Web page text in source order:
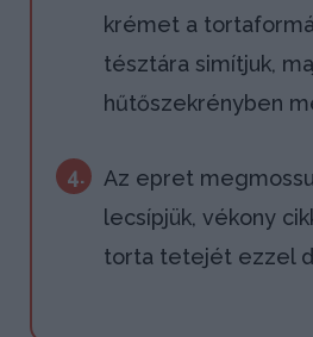
krémet a
tésztára simítjuk,
hűtőszekrényben
4.
Az epret
lecsípjük, vékony
torta tetejét ezzel